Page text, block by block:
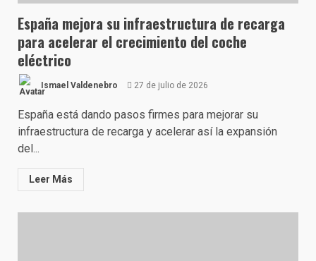
España mejora su infraestructura de recarga
para acelerar el crecimiento del coche
eléctrico
Ismael Valdenebro 27 de julio de 2026
España está dando pasos firmes para mejorar su
infraestructura de recarga y acelerar así la expansión
del...
Leer Más